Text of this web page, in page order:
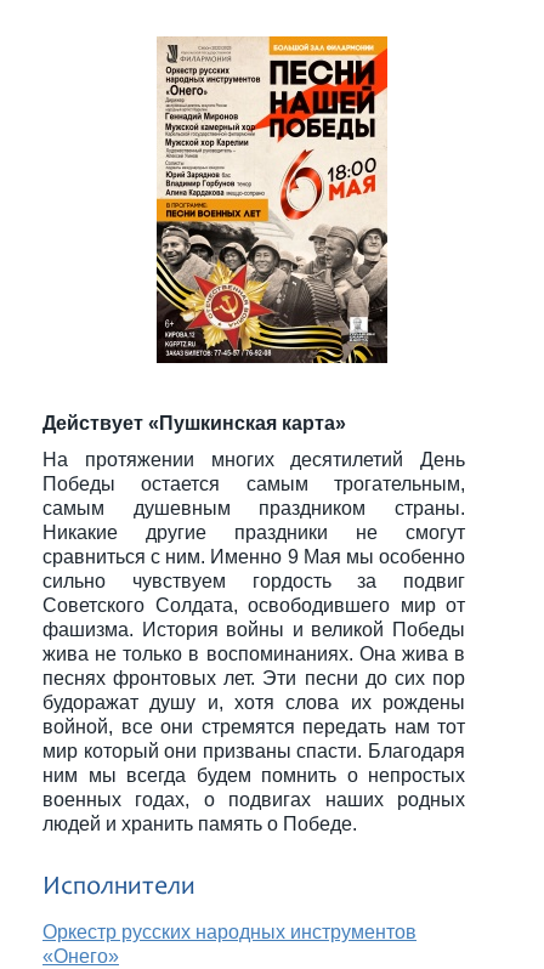
Действует «Пушкинская карта»
На протяжении многих десятилетий День
Победы остается самым трогательным,
самым душевным праздником страны.
Никакие другие праздники не смогут
сравниться с ним. Именно 9 Мая мы особенно
сильно чувствуем гордость за подвиг
Советского Солдата, освободившего мир от
фашизма. История войны и великой Победы
жива не только в воспоминаниях. Она жива в
песнях фронтовых лет. Эти песни до сих пор
будоражат душу и, хотя слова их рождены
войной, все они стремятся передать нам тот
мир который они призваны спасти. Благодаря
ним мы всегда будем помнить о непростых
военных годах, о подвигах наших родных
людей и хранить память о Победе.
Исполнители
Оркестр русских народных инструментов
«Онего»